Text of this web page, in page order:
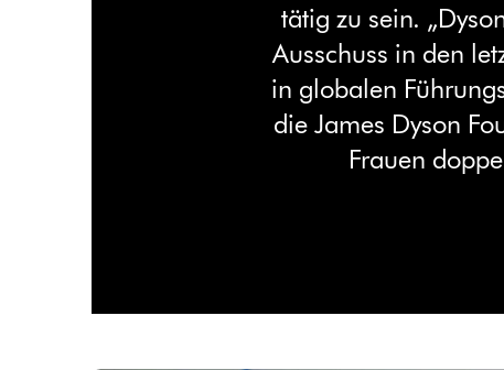
tätig zu sein.
Ausschuss in den
in globalen
die James Dyson
Frauen